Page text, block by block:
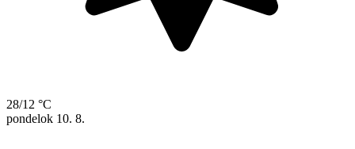
28/12 °C
pondelok 10. 8.